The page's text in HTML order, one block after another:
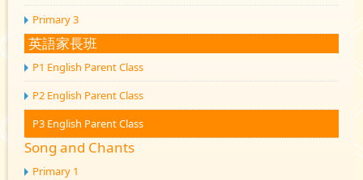
Primary 3
英語家長班
P1 English Parent Class
P2 English Parent Class
P3 English Parent Class
Song and Chants
Primary 1